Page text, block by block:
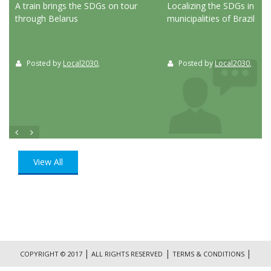
A train brings the SDGs on tour
through Belarus
Posted by Local2030,
Localizing the SDGs in the
municipalities of Brazil
Posted by Local2030,
View All
COPYRIGHT © 2017 | ALL RIGHTS RESERVED | TERMS & CONDITIONS |